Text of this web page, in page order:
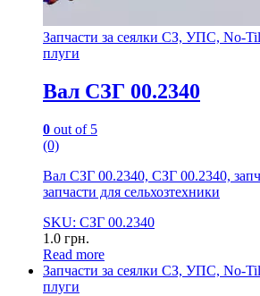
Запчасти за сеялки СЗ, УПС, No-
плуги
Вал СЗГ 00.2340
0 out of 5
(0)
Вал СЗГ 00.2340, СЗГ 00.2340,
запчасти для сельхозтехники
SKU: СЗГ 00.2340
1.0 грн.
Read more
Запчасти за сеялки СЗ, УПС, No-
плуги